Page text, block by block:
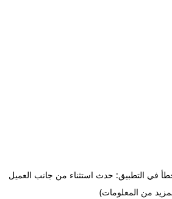
في التطبيق: حدث استثناء من جانب العميل
من المعلومات)